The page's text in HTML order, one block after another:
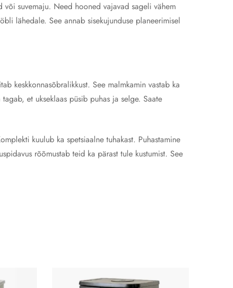
või suvemaju. Need hooned vajavad sageli vähem
lähedale. See annab sisekujunduse planeerimisel
keskkonnasõbralikkust. See malmkamin vastab ka
et ukseklaas püsib puhas ja selge. Saate
kuulub ka spetsiaalne tuhakast. Puhastamine
rõõmustab teid ka pärast tule kustumist. See